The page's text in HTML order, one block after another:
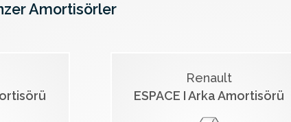
Amortisörler
Renault
ESPACE I Arka Amortisörü